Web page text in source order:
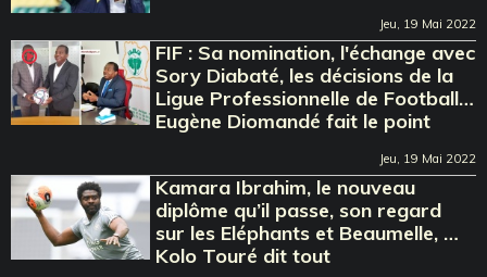
Jeu, 19 Mai 2022
FIF : Sa nomination, l'échange avec
Sory Diabaté, les décisions de la
Ligue Professionnelle de Football…
Eugène Diomandé fait le point
Jeu, 19 Mai 2022
Kamara Ibrahim, le nouveau
diplôme qu’il passe, son regard
sur les Eléphants et Beaumelle, …
Kolo Touré dit tout